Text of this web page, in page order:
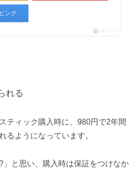
ング
ポチップ
れる
ティック購入時に、980円で2年間
るようになっています。
」と思い、購入時は保証をつけなか